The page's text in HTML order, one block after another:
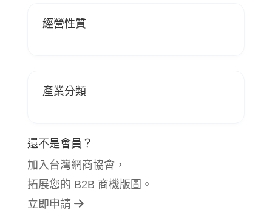
經營性質
產業分類
還不是會員？
加入台灣網商協會，
拓展您的 B2B 商機版圖。
立即申請